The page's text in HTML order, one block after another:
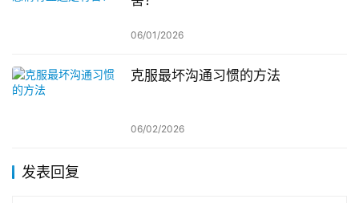
06/01/2026
克服最坏沟通习惯的方法
06/02/2026
发表回复